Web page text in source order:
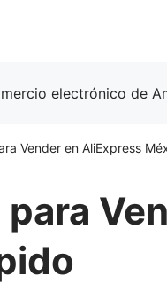
electrónico de
Vender en AliExpress